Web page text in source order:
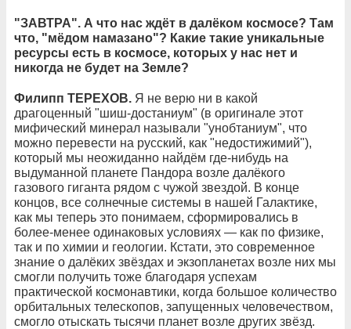
"ЗАВТРА". А что нас ждёт в далёком космосе? Там
что, "мёдом намазано"? Какие такие уникальные
ресурсы есть в космосе, которых у нас нет и
никогда не будет на Земле?
Филипп ТЕРЕХОВ. Я не верю ни в какой
драгоценный "шиш-достаниум" (в оригинале этот
мифический минерал называли "унобтаниум", что
можно перевести на русский, как "недостижимий"),
который мы неожиданно найдём где-нибудь на
выдуманной планете Пандора возле далёкого
газового гиганта рядом с чужой звездой. В конце
концов, все солнечные системы в нашей Галактике,
как мы теперь это понимаем, сформировались в
более-менее одинаковых условиях — как по физике,
так и по химии и геологии. Кстати, это современное
знание о далёких звёздах и экзопланетах возле них мы
смогли получить тоже благодаря успехам
практической космонавтики, когда большое количество
орбитальных телескопов, запущенных человечеством,
смогло отыскать тысячи планет возле других звёзд.